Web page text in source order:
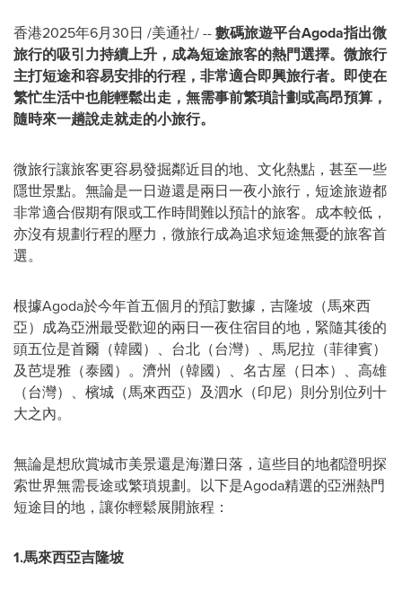
香港2025年6月30日 /美通社/ --數碼旅遊平台Agoda指出微
旅行的吸引力持續上升，成為短途旅客的熱門選擇。微旅行
主打短途和容易安排的行程，非常適合即興旅行者。即使在
繁忙生活中也能輕鬆出走，無需事前繁瑣計劃或高昂預算，
隨時來一趟說走就走的小旅行。
微旅行讓旅客更容易發掘鄰近目的地、文化熱點，甚至一些
隱世景點。無論是一日遊還是兩日一夜小旅行，短途旅遊都
非常適合假期有限或工作時間難以預計的旅客。成本較低，
亦沒有規劃行程的壓力，微旅行成為追求短途無憂的旅客首
選。
根據Agoda於今年首五個月的預訂數據，吉隆坡（馬來西
亞）成為亞洲最受歡迎的兩日一夜住宿目的地，緊隨其後的
頭五位是首爾（韓國）、台北（台灣）、馬尼拉（菲律賓）
及芭堤雅（泰國）。濟州（韓國）、名古屋（日本）、高雄
（台灣）、檳城（馬來西亞）及泗水（印尼）則分別位列十
大之內。
無論是想欣賞城市美景還是海灘日落，這些目的地都證明探
索世界無需長途或繁瑣規劃。以下是Agoda精選的亞洲熱門
短途目的地，讓你輕鬆展開旅程：
1.馬來西亞吉隆坡